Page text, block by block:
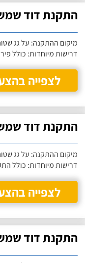
התקנת דוד שמש
מיקום ההתקנה: על גג
דרישות מיוחדות: כולל
לצפייה
התקנת דוד שמש
מיקום ההתקנה: על גג
דרישות מיוחדות: כולל
לצפייה
התקנת דוד שמש